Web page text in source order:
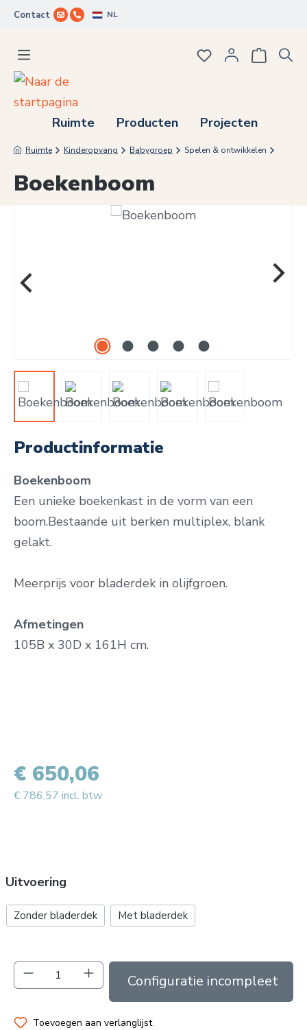
Ga naar de hoofdinhoud
Contact NL
Ruimte Producten Projecten
Je hebt 0 items
Ruimte Kinderopvang Babygroep Spelen & ontwikkelen
Boekenboom
Afbeeldingengalerij overslaan
Productinformatie
Boekenboom
Een unieke boekenkast in de vorm van een
boom.Bestaande uit berken multiplex, blank
gelakt.
Meerprijs voor bladerdek in olijfgroen.
Afmetingen
105B x 30D x 161H cm.
Uitvoering
Zonder bladerdek Met bladerdek
€ 650,06
€ 786,57 incl. btw
Producthoeveelheid: Voer de gewenste
In de winkelmand
Toevoegen aan verlanglijst